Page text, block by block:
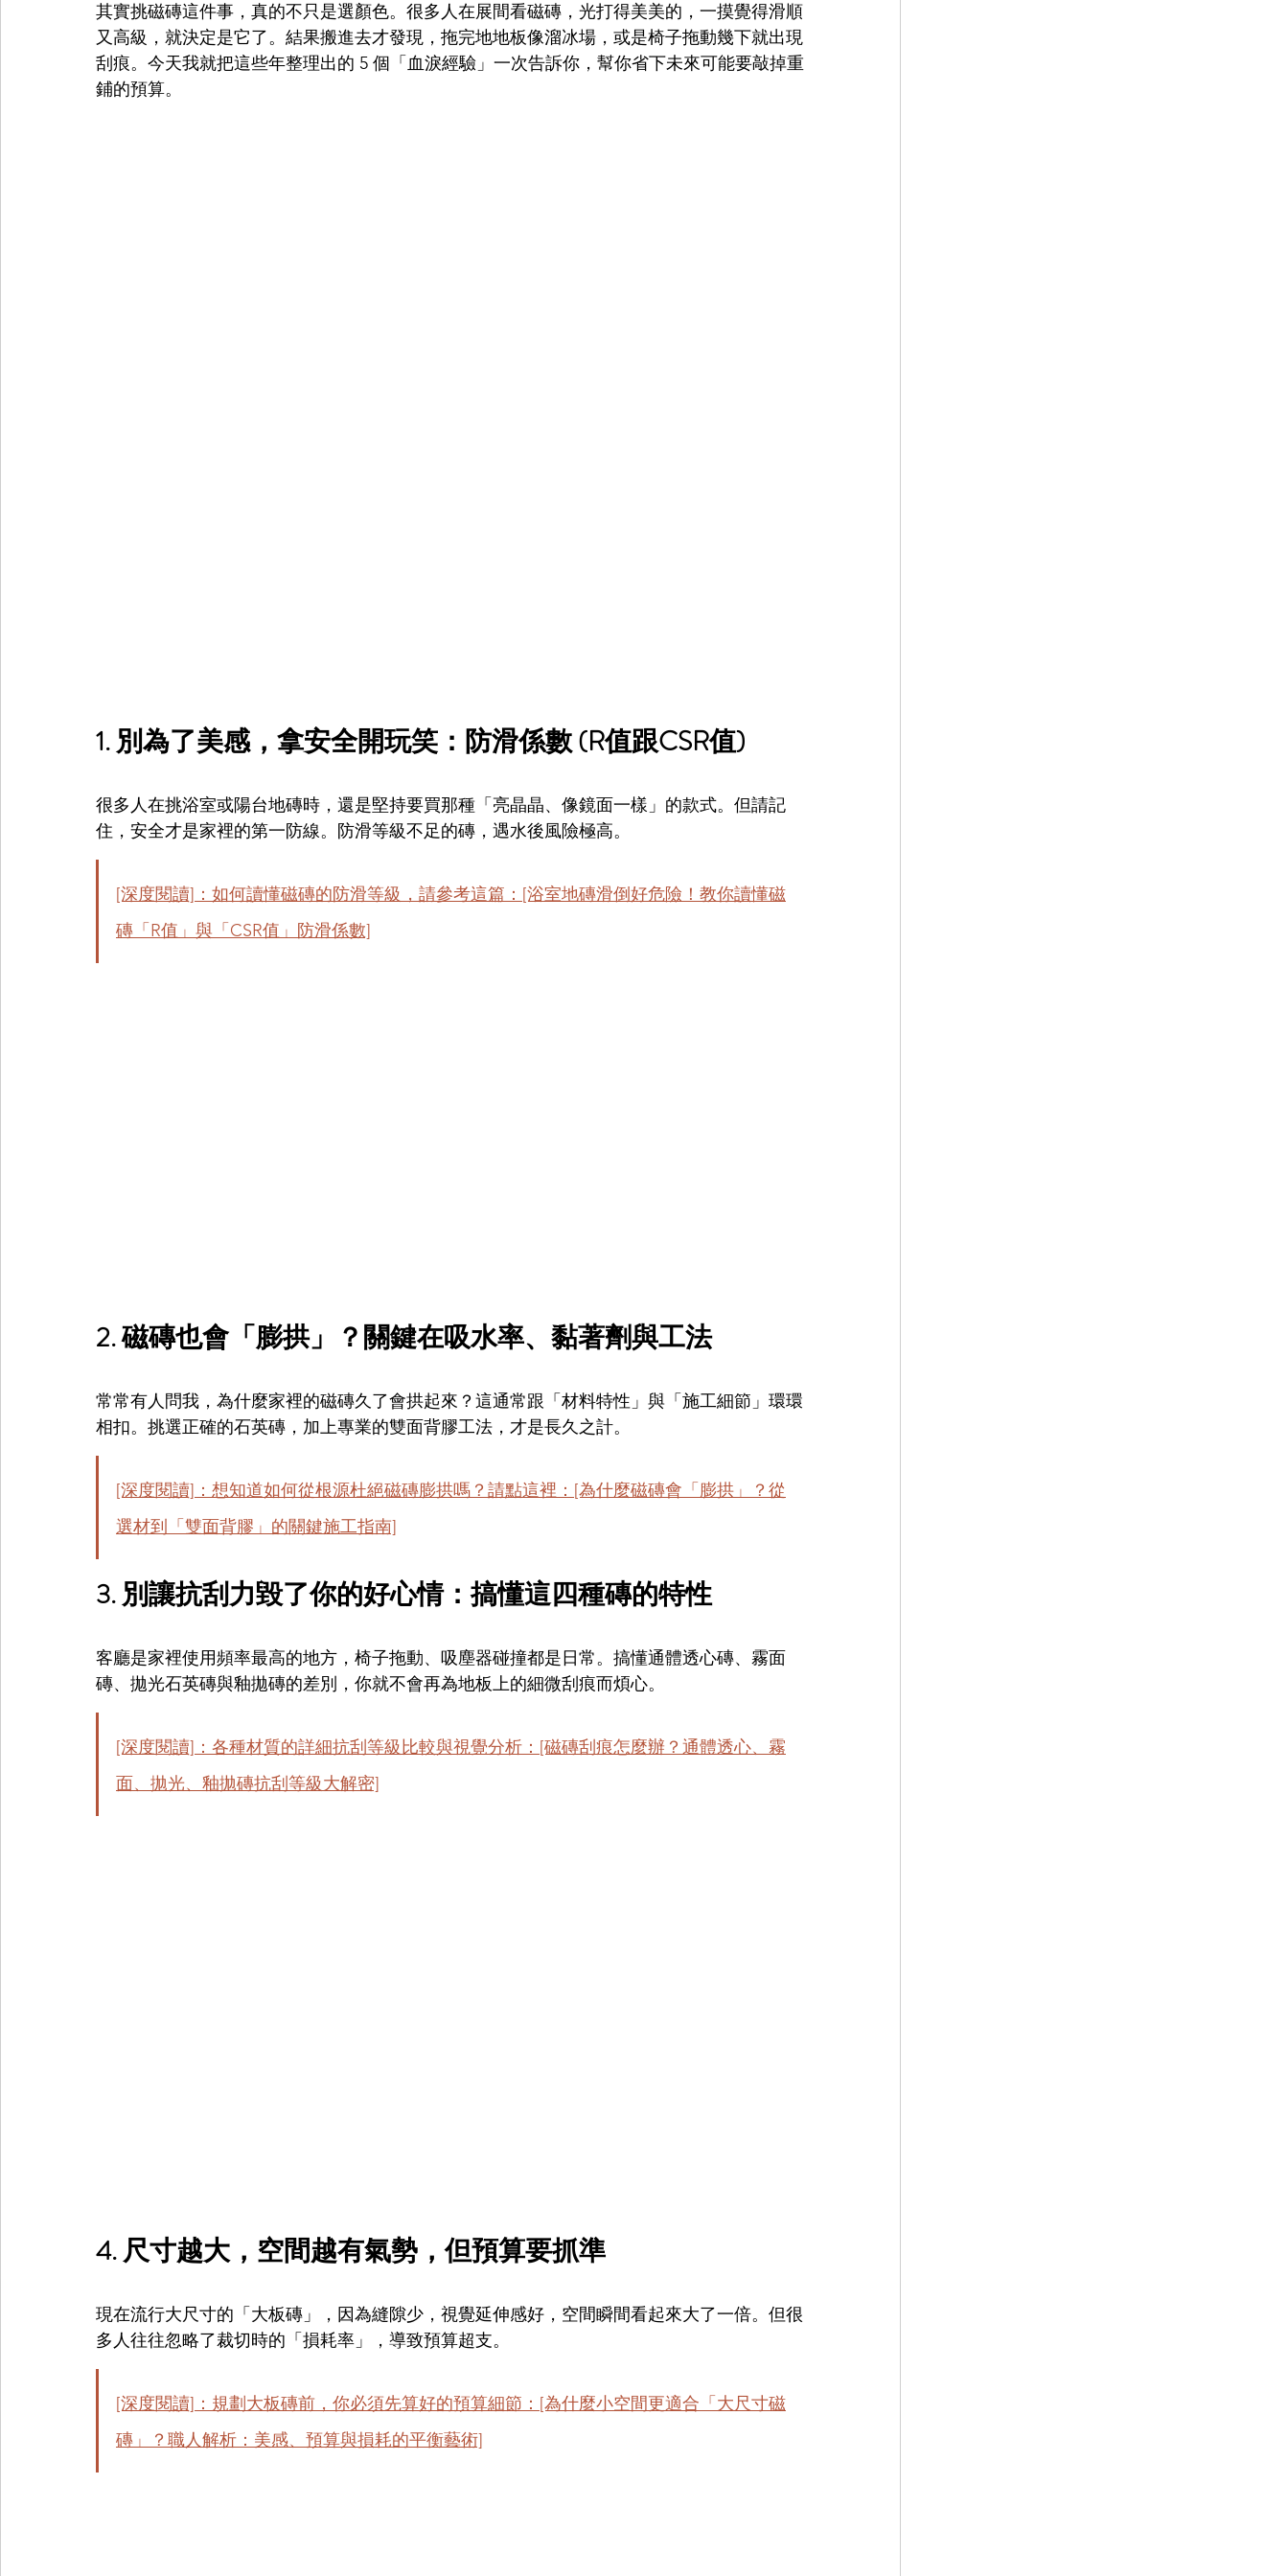
其實挑磁磚這件事，真的不只是選顏色。很多人在展間看磁磚，光打得美美的，一摸覺得滑順
又高級，就決定是它了。結果搬進去才發現，拖完地地板像溜冰場，或是椅子拖動幾下就出現
刮痕。今天我就把這些年整理出的 5 個「血淚經驗」一次告訴你，幫你省下未來可能要敲掉重
鋪的預算。
1. 別為了美感，拿安全開玩笑：防滑係數 (R值跟CSR值)
很多人在挑浴室或陽台地磚時，還是堅持要買那種「亮晶晶、像鏡面一樣」的款式。但請記
住，安全才是家裡的第一防線。防滑等級不足的磚，遇水後風險極高。
[深度閱讀]：如何讀懂磁磚的防滑等級，請參考這篇：[浴室地磚滑倒好危險！教你讀懂磁
磚「R值」與「CSR值」防滑係數]
2. 磁磚也會「膨拱」？關鍵在吸水率、黏著劑與工法
常常有人問我，為什麼家裡的磁磚久了會拱起來？這通常跟「材料特性」與「施工細節」環環
相扣。挑選正確的石英磚，加上專業的雙面背膠工法，才是長久之計。
[深度閱讀]：想知道如何從根源杜絕磁磚膨拱嗎？請點這裡：[為什麼磁磚會「膨拱」？從
選材到「雙面背膠」的關鍵施工指南]
3. 別讓抗刮力毀了你的好心情：搞懂這四種磚的特性
客廳是家裡使用頻率最高的地方，椅子拖動、吸塵器碰撞都是日常。搞懂通體透心磚、霧面
磚、拋光石英磚與釉拋磚的差別，你就不會再為地板上的細微刮痕而煩心。
[深度閱讀]：各種材質的詳細抗刮等級比較與視覺分析：[磁磚刮痕怎麼辦？通體透心、霧
面、拋光、釉拋磚抗刮等級大解密]
4. 尺寸越大，空間越有氣勢，但預算要抓準
現在流行大尺寸的「大板磚」，因為縫隙少，視覺延伸感好，空間瞬間看起來大了一倍。但很
多人往往忽略了裁切時的「損耗率」，導致預算超支。
[深度閱讀]：規劃大板磚前，你必須先算好的預算細節：[為什麼小空間更適合「大尺寸磁
磚」？職人解析：美感、預算與損耗的平衡藝術]